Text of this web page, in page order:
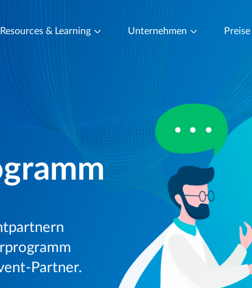
Resources & Learning Unternehmen Preise
Partner.